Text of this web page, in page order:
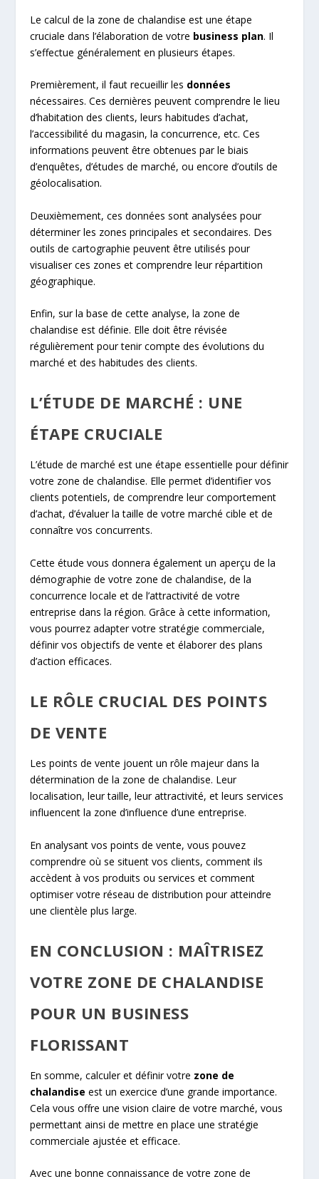
Le calcul de la zone de chalandise est une étape
cruciale dans l’élaboration de votre business plan. Il
s’effectue généralement en plusieurs étapes.
Premièrement, il faut recueillir les données
nécessaires. Ces dernières peuvent comprendre le lieu
d’habitation des clients, leurs habitudes d’achat,
l’accessibilité du magasin, la concurrence, etc. Ces
informations peuvent être obtenues par le biais
d’enquêtes, d’études de marché, ou encore d’outils de
géolocalisation.
Deuxièmement, ces données sont analysées pour
déterminer les zones principales et secondaires. Des
outils de cartographie peuvent être utilisés pour
visualiser ces zones et comprendre leur répartition
géographique.
Enfin, sur la base de cette analyse, la zone de
chalandise est définie. Elle doit être révisée
régulièrement pour tenir compte des évolutions du
marché et des habitudes des clients.
L’ÉTUDE DE MARCHÉ : UNE
ÉTAPE CRUCIALE
L’étude de marché est une étape essentielle pour définir
votre zone de chalandise. Elle permet d’identifier vos
clients potentiels, de comprendre leur comportement
d’achat, d’évaluer la taille de votre marché cible et de
connaître vos concurrents.
Cette étude vous donnera également un aperçu de la
démographie de votre zone de chalandise, de la
concurrence locale et de l’attractivité de votre
entreprise dans la région. Grâce à cette information,
vous pourrez adapter votre stratégie commerciale,
définir vos objectifs de vente et élaborer des plans
d’action efficaces.
LE RÔLE CRUCIAL DES POINTS
DE VENTE
Les points de vente jouent un rôle majeur dans la
détermination de la zone de chalandise. Leur
localisation, leur taille, leur attractivité, et leurs services
influencent la zone d’influence d’une entreprise.
En analysant vos points de vente, vous pouvez
comprendre où se situent vos clients, comment ils
accèdent à vos produits ou services et comment
optimiser votre réseau de distribution pour atteindre
une clientèle plus large.
EN CONCLUSION : MAÎTRISEZ
VOTRE ZONE DE CHALANDISE
POUR UN BUSINESS
FLORISSANT
En somme, calculer et définir votre zone de
chalandise est un exercice d’une grande importance.
Cela vous offre une vision claire de votre marché, vous
permettant ainsi de mettre en place une stratégie
commerciale ajustée et efficace.
Avec une bonne connaissance de votre zone de